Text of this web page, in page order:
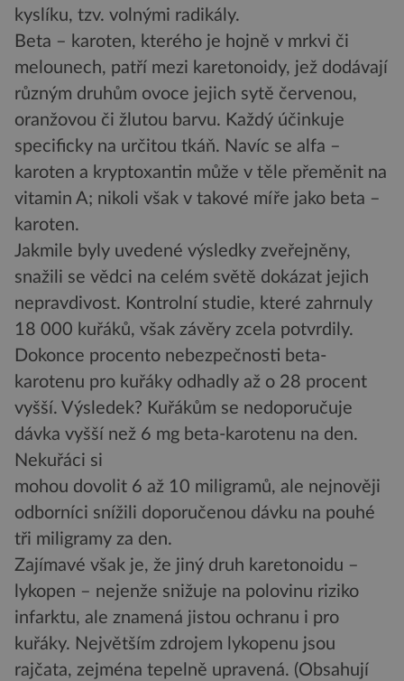
kyslíku, tzv. volnými radikály.
Beta – karoten, kterého je hojně v mrkvi či
melounech, patří mezi karetonoidy, jež dodávají
různým druhům ovoce jejich sytě červenou,
oranžovou či žlutou barvu. Každý účinkuje
specificky na určitou tkáň. Navíc se alfa –
karoten a kryptoxantin může v těle přeměnit na
vitamin A; nikoli však v takové míře jako beta –
karoten.
Jakmile byly uvedené výsledky zveřejněny,
snažili se vědci na celém světě dokázat jejich
nepravdivost. Kontrolní studie, které zahrnuly
18 000 kuřáků, však závěry zcela potvrdily.
Dokonce procento nebezpečnosti beta-
karotenu pro kuřáky odhadly až o 28 procent
vyšší. Výsledek? Kuřákům se nedoporučuje
dávka vyšší než 6 mg beta-karotenu na den.
Nekuřáci si
mohou dovolit 6 až 10 miligramů, ale nejnověji
odborníci snížili doporučenou dávku na pouhé
tři miligramy za den.
Zajímavé však je, že jiný druh karetonoidu –
lykopen – nejenže snižuje na polovinu riziko
infarktu, ale znamená jistou ochranu i pro
kuřáky. Největším zdrojem lykopenu jsou
rajčata, zejména tepelně upravená. (Obsahují